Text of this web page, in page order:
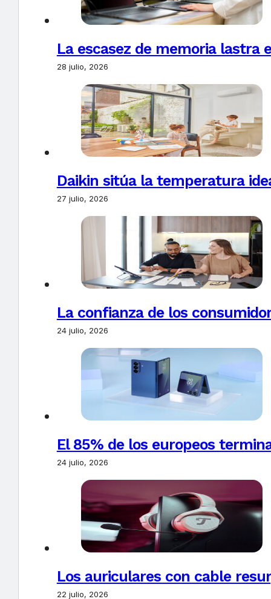
La escasez de memoria lastra
28 julio, 2026
Daikin sitúa la temperatura
27 julio, 2026
La confianza de los
24 julio, 2026
El 85% de los europeos
24 julio, 2026
Los auriculares con cable
22 julio, 2026